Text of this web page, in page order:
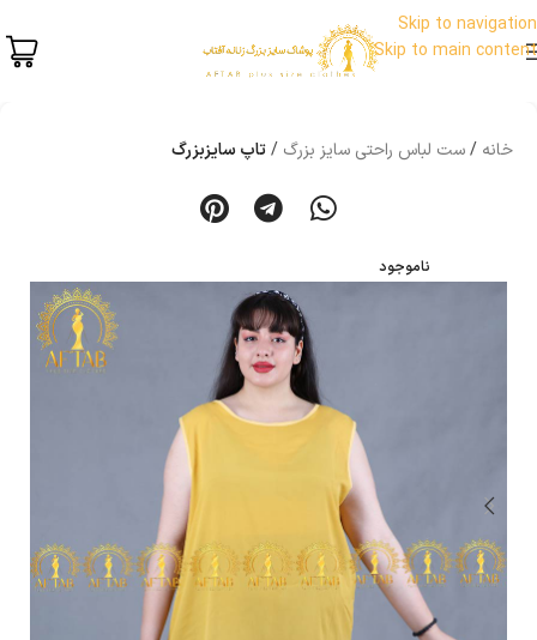
Skip to navigation
Skip to main content
خانه ست لباس راحتی سایز بزرگ تاپ سایزبزرگ
ناموجود